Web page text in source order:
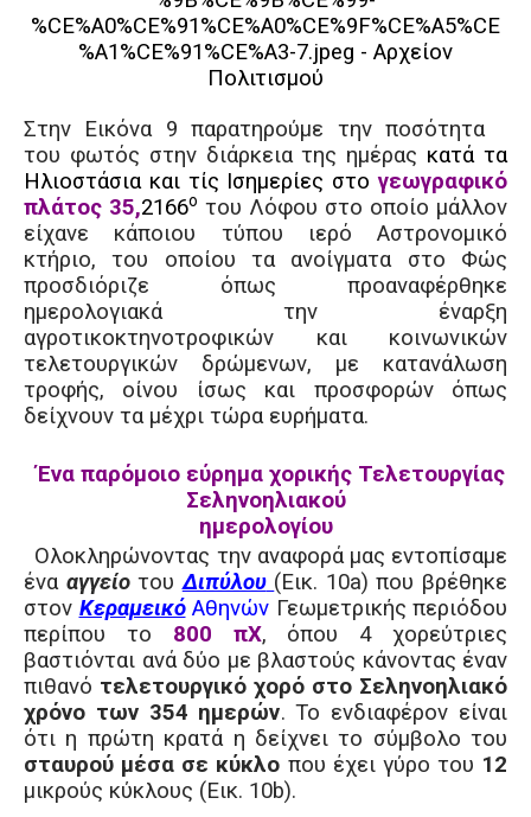
Στην Εικόνα 9 παρατηρούμε την ποσότητα
του φωτός στην διάρκεια της ημέρας κατά τα
Ηλιοστάσια και τίς Ισημερίες στογεωγραφικό
πλάτος 35,2166ο του Λόφου στο οποίο μάλλον
είχανε κάποιου τύπου ιερό Αστρονομικό
κτήριο, του οποίου τα ανοίγματα στο Φώς
προσδιόριζε όπως προαναφέρθηκε
ημερολογιακά την έναρξη
αγροτικοκτηνοτροφικών και κοινωνικών
τελετουργικών δρώμενων, με κατανάλωση
τροφής, οίνου ίσως και προσφορών όπως
δείχνουν τα μέχρι τώρα ευρήματα.
Ένα παρόμοιο εύρημα χορικής Τελετουργίας
Σεληνοηλιακού
ημερολογίου
Ολοκληρώνοντας την αναφορά μας εντοπίσαμε
ένα αγγείο τουΔιπύλου (Εικ. 10a) που βρέθηκε
στον ΚεραμεικόΑθηνών Γεωμετρικής περιόδου
περίπου το 800 πΧ, όπου 4 χορεύτριες
βαστιόνται ανά δύο με βλαστούς κάνοντας έναν
πιθανό τελετουργικό χορό στο Σεληνοηλιακό
χρόνο των 354 ημερών. Το ενδιαφέρον είναι
ότι η πρώτη κρατά η δείχνει το σύμβολο του
σταυρού μέσα σε κύκλο που έχει γύρο του 12
μικρούς κύκλους (Εικ. 10b).